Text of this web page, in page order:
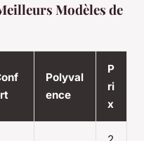
Modèles de
Polyval
ence
P
ri
x